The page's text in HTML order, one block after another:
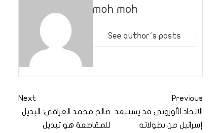
moh moh
See author's posts
Previous
الاتحاد الأوروبي قد يستبعد
إسرائيل من بطولاته
Next
صالح محمد العراقي: البديل
للمقاطعة هو تبديل